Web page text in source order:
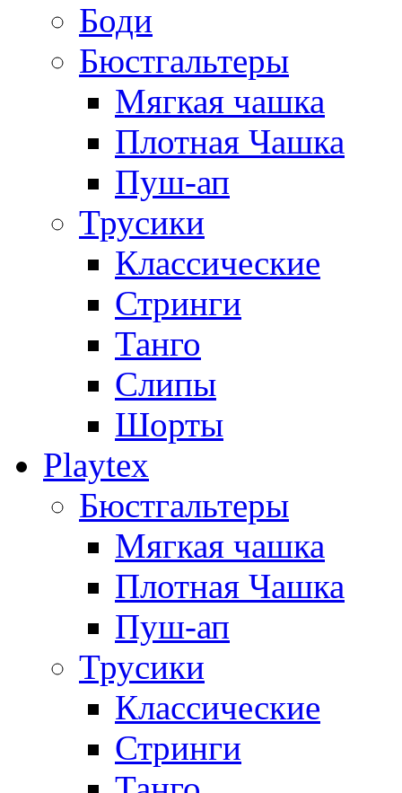
Боди
Бюстгальтеры
Мягкая чашка
Плотная Чашка
Пуш-ап
Трусики
Классические
Стринги
Танго
Слипы
Шорты
Playtex
Бюстгальтеры
Мягкая чашка
Плотная Чашка
Пуш-ап
Трусики
Классические
Стринги